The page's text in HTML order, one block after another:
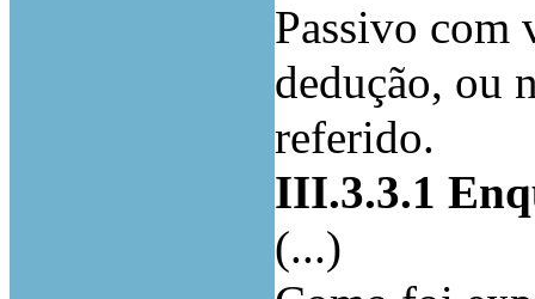
Passivo com
dedução, ou
referido.
III.3.3.1
(...)